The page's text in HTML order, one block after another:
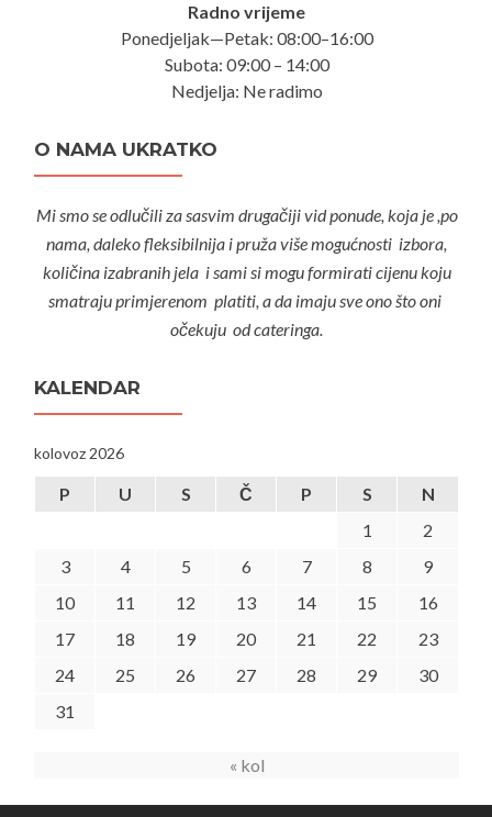
Radno vrijeme
Ponedjeljak—Petak: 08:00–16:00
Subota: 09:00 – 14:00
Nedjelja: Ne radimo
O NAMA UKRATKO
Mi smo se odlučili za sasvim drugačiji vid ponude, koja je ,po
nama, daleko fleksibilnija i pruža više mogućnosti izbora,
količina izabranih jela i sami si mogu formirati cijenu koju
smatraju primjerenom platiti, a da imaju sve ono što oni
očekuju od cateringa.
KALENDAR
kolovoz 2026
P U S Č P S
N
1
2
3
4 5 6 7 8
9
10
11 12 13 14 15
16
17
18 19 20 21 22
23
24
25 26 27 28 29
30
31
« kol